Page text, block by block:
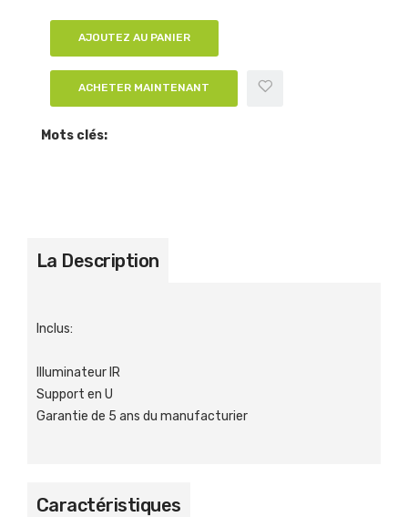
AJOUTEZ AU PANIER
ACHETER MAINTENANT
Mots clés:
La Description
Inclus:
Illuminateur IR
Support en U
Garantie de 5 ans du manufacturier
Caractéristiques